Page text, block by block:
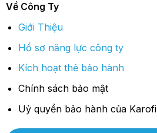
Về Công Ty
Giới Thiệu
Hồ sơ năng lực công ty
Kích hoạt thẻ bảo hành
Chính sách bảo mật
Uỷ quyền bảo hành của Karofi